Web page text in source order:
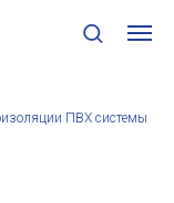
ПВХ системы